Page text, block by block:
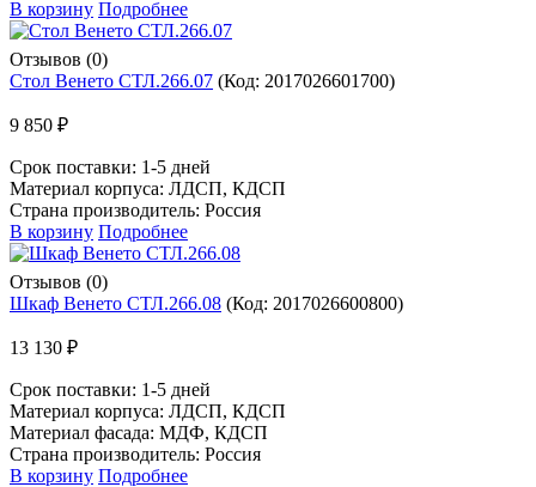
В корзину Подробнее
Отзывов (0)
Стол Венето СТЛ.266.07 (Код: 2017026601700)
9 850 ₽
Срок поставки: 1-5 дней
Материал корпуса: ЛДСП, КДСП
Страна производитель: Россия
В корзину Подробнее
Отзывов (0)
Шкаф Венето СТЛ.266.08 (Код: 2017026600800)
13 130 ₽
Срок поставки: 1-5 дней
Материал корпуса: ЛДСП, КДСП
Материал фасада: МДФ, КДСП
Страна производитель: Россия
В корзину Подробнее